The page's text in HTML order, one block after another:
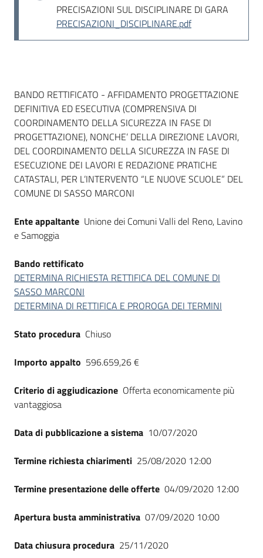
PRECISAZIONI SUL DISCIPLINARE DI GARA
PRECISAZIONI_DISCIPLINARE.pdf
Dati del bando
BANDO RETTIFICATO - AFFIDAMENTO PROGETTAZIONE
DEFINITIVA ED ESECUTIVA (COMPRENSIVA DI
COORDINAMENTO DELLA SICUREZZA IN FASE DI
PROGETTAZIONE), NONCHE’ DELLA DIREZIONE LAVORI,
DEL COORDINAMENTO DELLA SICUREZZA IN FASE DI
ESECUZIONE DEI LAVORI E REDAZIONE PRATICHE
CATASTALI, PER L’INTERVENTO “LE NUOVE SCUOLE” DEL
COMUNE DI SASSO MARCONI
Ente appaltante Unione dei Comuni Valli del Reno, Lavino
e Samoggia
Bando rettificato
DETERMINA RICHIESTA RETTIFICA DEL COMUNE DI
SASSO MARCONI
DETERMINA DI RETTIFICA E PROROGA DEI TERMINI
Stato procedura Chiuso
Importo appalto 596.659,26 €
Criterio di aggiudicazione Offerta economicamente più
vantaggiosa
Data di pubblicazione a sistema 10/07/2020
Termine richiesta chiarimenti 25/08/2020 12:00
Termine presentazione delle offerte 04/09/2020 12:00
Apertura busta amministrativa 07/09/2020 10:00
Data chiusura procedura 25/11/2020